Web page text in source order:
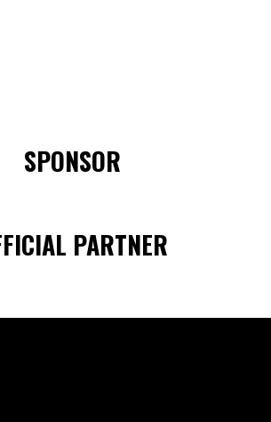
SPONSOR
PARTNER